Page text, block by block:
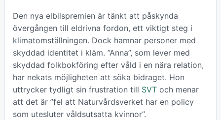
Den nya elbilspremien är tänkt att påskynda
övergången till eldrivna fordon, ett viktigt steg i
klimatomställningen. Dock hamnar personer med
skyddad identitet i kläm. ”Anna”, som lever med
skyddad folkbokföring efter våld i en nära relation,
har nekats möjligheten att söka bidraget. Hon
uttrycker tydligt sin frustration till SVToch menar
att det är ”fel att Naturvårdsverket har en policy
som utesluter våldsutsatta kvinnor”.